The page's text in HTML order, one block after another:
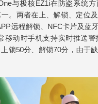
与极核EZ1i在防盗系统
。两者在上、解锁、定位
远程解锁、NFC卡片及蓝
移动时手机支持实时推送
锁50分、解锁70分，由于